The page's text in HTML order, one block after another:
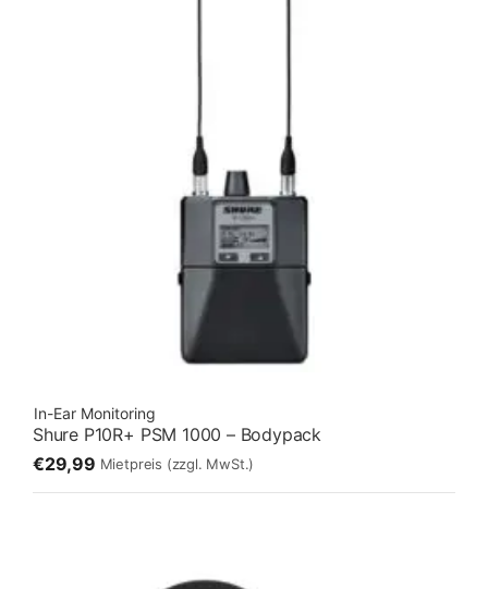
In-Ear Monitoring
Shure P10R+ PSM 1000 – Bodypack
€29,99 Mietpreis (zzgl. MwSt.)